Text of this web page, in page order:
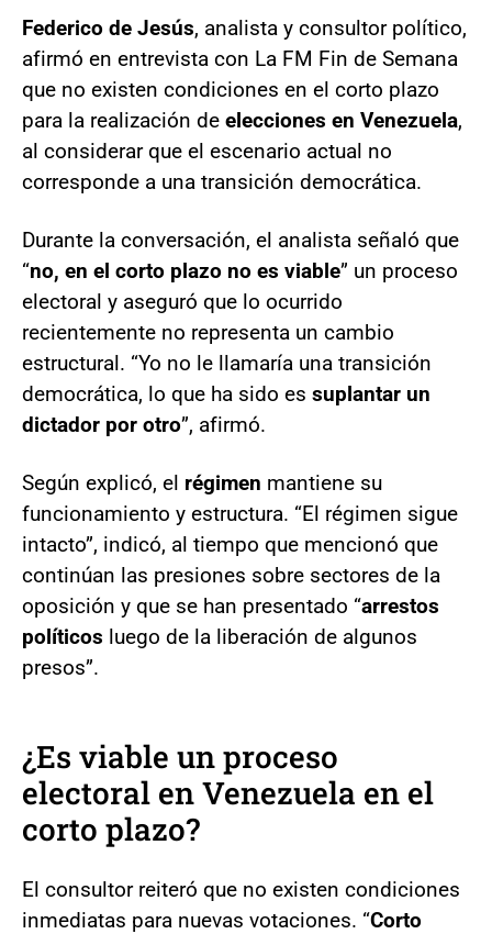
Federico de Jesús, analista y consultor político,
afirmó en entrevista con La FM Fin de Semana
que no existen condiciones en el corto plazo
para la realización de elecciones en Venezuela,
al considerar que el escenario actual no
corresponde a una transición democrática.
Durante la conversación, el analista señaló que
“no, en el corto plazo no es viable” un proceso
electoral y aseguró que lo ocurrido
recientemente no representa un cambio
estructural. “Yo no le llamaría una transición
democrática, lo que ha sido es suplantar un
dictador por otro”, afirmó.
Según explicó, el régimen mantiene su
funcionamiento y estructura. “El régimen sigue
intacto”, indicó, al tiempo que mencionó que
continúan las presiones sobre sectores de la
oposición y que se han presentado “arrestos
políticos luego de la liberación de algunos
presos”.
¿Es viable un proceso
electoral en Venezuela en el
corto plazo?
El consultor reiteró que no existen condiciones
inmediatas para nuevas votaciones. “Corto